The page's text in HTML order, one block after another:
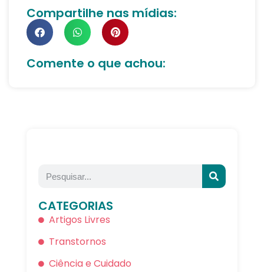
Compartilhe nas mídias:
Comente o que achou:
CATEGORIAS
Artigos Livres
Transtornos
Ciência e Cuidado